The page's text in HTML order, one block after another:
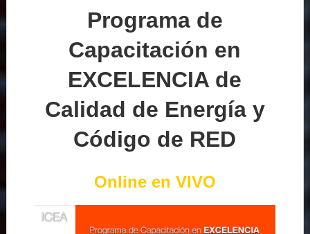
Programa de
Capacitación en
EXCELENCIA de
Calidad de Energía y
Código de RED
Online en VIVO